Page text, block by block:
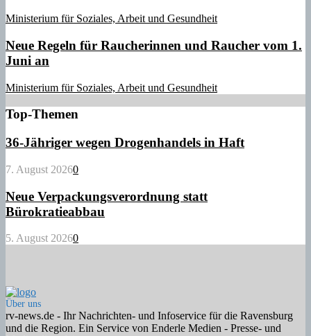
Ministerium für Soziales, Arbeit und Gesundheit
Neue Regeln für Raucherinnen und Raucher vom 1.
Juni an
Ministerium für Soziales, Arbeit und Gesundheit
Top-Themen
36-Jähriger wegen Drogenhandels in Haft
7. August 20260
Neue Verpackungsverordnung statt
Bürokratieabbau
5. August 20260
Über uns
rv-news.de - Ihr Nachrichten- und Infoservice für die Ravensburg
und die Region. Ein Service von Enderle Medien - Presse- und